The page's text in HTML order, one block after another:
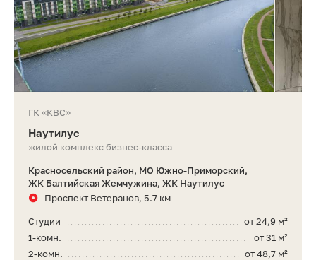
ГК «КВС»
Наутилус
жилой комплекс бизнес-класса
Красносельский район, МО Южно-Приморский,
ЖК Балтийская Жемчужина, ЖК Наутилус
Проспект Ветеранов, 5.7 км
от 24,9 м²
Студии
от 31 м²
1-комн.
от 48,7 м²
2-комн.